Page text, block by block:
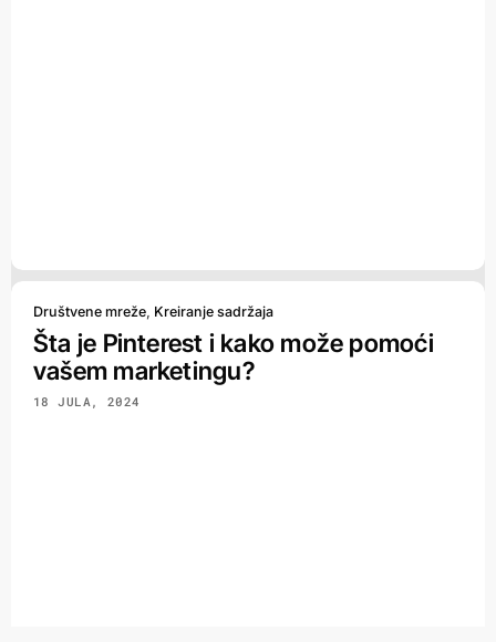
Društvene mreže Kreiranje sadržaja
Šta je Pinterest i kako može pomoći
vašem marketingu?
18 JULA, 2024